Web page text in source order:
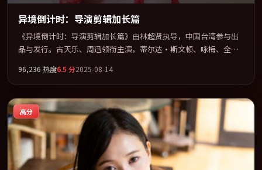
异境倒计时：导演剪辑加长篇
《异境倒计时：导演剪辑加长篇》由林超贤执导，中国台湾参与出
品与发行。古天乐、周迅领衔主演，蒂尔达·斯文顿、咏梅、全智
达。全片以「犯罪」类型为骨架，在叙事、表演与视听上力求统
一。定于 2025-04-24 在内地院线及主流平台同步亮相，2025 年度
话题片中口碑稳健，适合喜欢强情节与人物弧光的观众完整观看。
96,236 热度6.5 分2025-08-14
高分